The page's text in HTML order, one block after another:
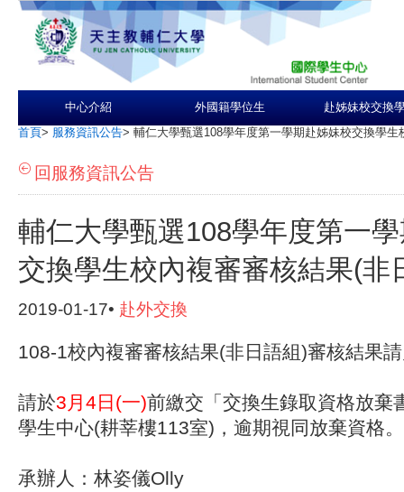
中心介紹 外國籍學位生 赴姊妹校交換
首頁> 服務資訊公告> 輔仁大學甄選108學年度第一學期赴姊妹校交換學生
回服務資訊公告
輔仁大學甄選108學年度第一
交換學生校內複審審核結果(非
2019-01-17• 赴外交換
108-1校內複審審核結果(非日語組)審核結果
請於3月4日(一)前繳交「交換生錄取資格放棄
學生中心(耕莘樓113室)，逾期視同放棄資格。
承辦人：林姿儀Olly